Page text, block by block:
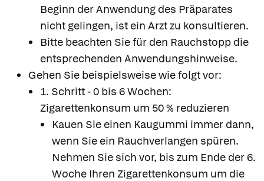
Beginn der Anwendung des Präparates
nicht gelingen, ist ein Arzt zu konsultieren.
Bitte beachten Sie für den Rauchstopp die
entsprechenden Anwendungshinweise.
Gehen Sie beispielsweise wie folgt vor:
1. Schritt - 0 bis 6 Wochen:
Zigarettenkonsum um 50 % reduzieren
Kauen Sie einen Kaugummi immer dann,
wenn Sie ein Rauchverlangen spüren.
Nehmen Sie sich vor, bis zum Ende der 6.
Woche Ihren Zigarettenkonsum um die